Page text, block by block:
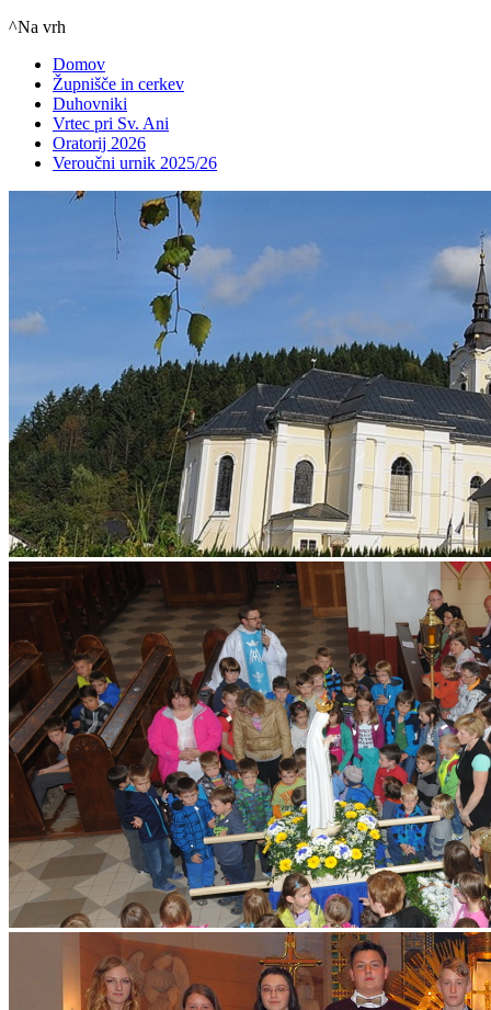
^Na vrh
Domov
Župnišče in cerkev
Duhovniki
Vrtec pri Sv. Ani
Oratorij 2026
Veroučni urnik 2025/26